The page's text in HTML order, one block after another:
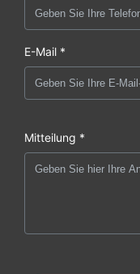
E-Mail *
Mitteilung *